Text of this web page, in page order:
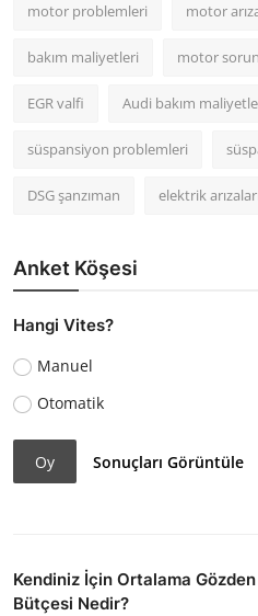
motor problemleri motor
bakım maliyetleri motor
EGR valfi Audi bakım
süspansiyon problemleri
DSG şanzıman elektrik arızaları
Anket Köşesi
Hangi Vites?
Manuel
Otomatik
Oy Sonuçları Görüntüle
Kendiniz İçin Ortalama
Bütçesi Nedir?